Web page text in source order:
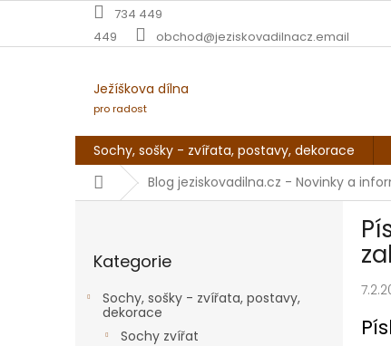
obsah
734 449
449
obchod@jeziskovadilnacz.email
Ježíškova dílna
pro radost
Sochy, sošky - zvířata, postavy, dekorace
DomůBlog jeziskovadilna.cz - Novinky a
kategorie
Kategorie
Sochy, sošky - zvířata, postavy,
dekorace
Sochy zvířat